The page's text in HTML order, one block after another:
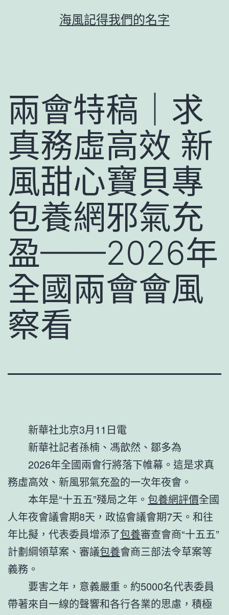
海風記得我們的名字
兩會特稿｜求
真務虛高效 新
風甜心寶貝專
包養網邪氣充
盈——2026年
全國兩會會風
察看
新華社北京3月11日電
新華社記者孫楠、馮歆然、鄒多為
2026年全國兩會行將落下帷幕。這是求真
務虛高效、新風邪氣充盈的一次年夜會。
本年是“十五五”殘局之年。 包養網評價全國
人年夜會議會期8天，政協會議會期7天。和往
年比擬，代表委員增添了包養審查會商“十五五”
計劃綱領草案、審議包養會商三部法令草案等
義務。
要害之年，意義嚴重。約5000名代表委員
帶著來自一線的聲響和各行各業的思慮，積極